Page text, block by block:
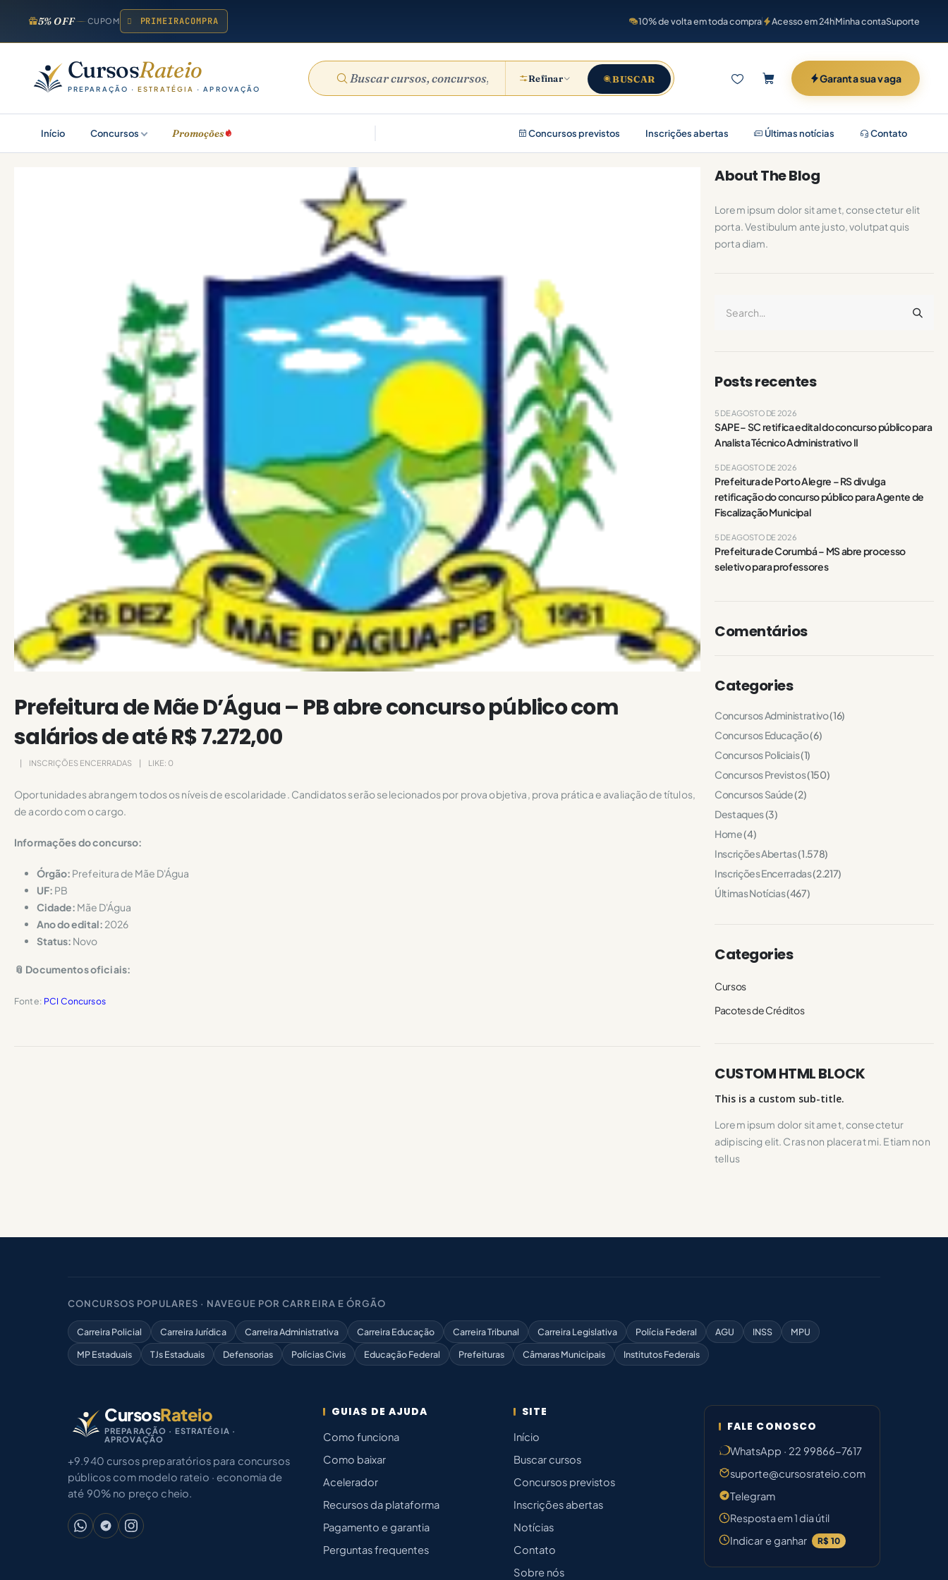
5% OFF CUPOM PRIMEIRACOMPRA 10% de volta em toda compra Acesso em 24hMinha contaSuporte
CursosRateio
PREPARAÇÃO ·ESTRATÉGIA · APROVAÇÃO
Refinar BUSCAR Garanta sua vaga
Início Concursos Promoções Concursos previstos Inscrições abertas Últimas notícias Contato
Prefeitura de Mãe D’Água – PB abre concurso público com
salários de até R$ 7.272,00
INSCRIÇÕES ENCERRADAS LIKE: 0
Oportunidades abrangem todos os níveis de escolaridade. Candidatos serão selecionados por prova objetiva, prova prática e avaliação de títulos,
de acordo com o cargo.
Informações do concurso:
Órgão: Prefeitura de Mãe D'Água
UF: PB
Cidade: Mãe D'Água
Ano do edital: 2026
Status: Novo
📎 Documentos oficiais:
Fonte: PCI Concursos
About The Blog
Lorem ipsum dolor sit amet, consectetur elit
porta. Vestibulum ante justo, volutpat quis
porta diam.
Posts recentes
SAPE – SC retifica edital do concurso público para
Analista Técnico Administrativo II
5 DE AGOSTO DE 2026
Prefeitura de Porto Alegre – RS divulga
retificação do concurso público para Agente de
Fiscalização Municipal
5 DE AGOSTO DE 2026
Prefeitura de Corumbá – MS abre processo
seletivo para professores
5 DE AGOSTO DE 2026
Comentários
Categories
Concursos Administrativo(16)
Concursos Educação(6)
Concursos Policiais(1)
Concursos Previstos(150)
Concursos Saúde(2)
Destaques(3)
Home(4)
Inscrições Abertas(1.578)
Inscrições Encerradas(2.217)
Últimas Notícias(467)
Categories
Cursos
Pacotes de Créditos
CUSTOM HTML BLOCK
This is a custom sub-title.
Lorem ipsum dolor sit amet, consectetur
adipiscing elit. Cras non placerat mi. Etiam non
tellus
CONCURSOS POPULARES · NAVEGUE POR CARREIRA E ÓRGÃO
Carreira Policial Carreira Jurídica Carreira Administrativa Carreira Educação Carreira Tribunal Carreira Legislativa Polícia Federal AGU INSS
MPU
MP Estaduais
TJs Estaduais Defensorias Polícias Civis Educação Federal Prefeituras Câmaras Municipais Institutos Federais
CursosRateio
PREPARAÇÃO · ESTRATÉGIA ·
APROVAÇÃO
+9.940 cursos preparatórios para concursos
públicos com modelo rateio · economia de
até 90% no preço cheio.
GUIAS DE AJUDA
Como funciona
Como baixar
Acelerador
Recursos da plataforma
Pagamento e garantia
Perguntas frequentes
SITE
Início
Buscar cursos
Concursos previstos
Inscrições abertas
Notícias
Contato
Sobre nós
FALE CONOSCO
WhatsApp · 22 99866-7617
suporte@cursosrateio.com
Telegram
Resposta em 1 dia útil
Indicar e ganhar
R$ 10